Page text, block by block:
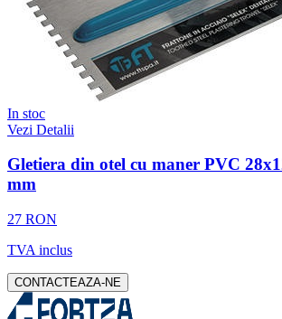
In stoc
Vezi Detalii
Gletiera din otel cu maner PVC
mm
27 RON
TVA inclus
CONTACTEAZA-NE